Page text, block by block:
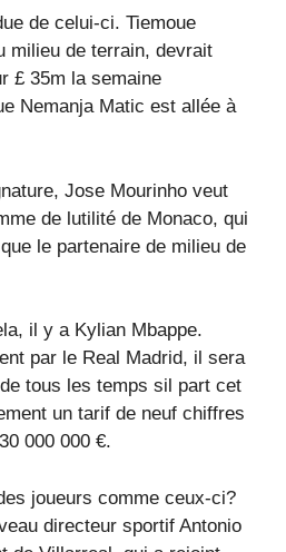
de celui-ci. Tiemoue
milieu de terrain, devrait
£ 35m la semaine
Nemanja Matic est allée à
Jose Mourinho veut
de lutilité de Monaco, qui
le partenaire de milieu de
il y a Kylian Mbappe.
par le Real Madrid, il sera
tous les temps sil part cet
un tarif de neuf chiffres
000 000 €.
joueurs comme ceux-ci?
directeur sportif Antonio